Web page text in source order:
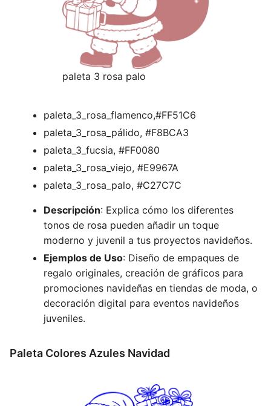
paleta 3 rosa palo
paleta_3_rosa_flamenco,#FF51C6
paleta_3_rosa_pálido, #F8BCA3
paleta_3_fucsia, #FF0080
paleta_3_rosa_viejo, #E9967A
paleta_3_rosa_palo, #C27C7C
Descripción: Explica cómo los diferentes
tonos de rosa pueden añadir un toque
moderno y juvenil a tus proyectos navideños.
Ejemplos de Uso: Diseño de empaques de
regalo originales, creación de gráficos para
promociones navideñas en tiendas de moda, o
decoración digital para eventos navideños
juveniles.
Paleta Colores Azules Navidad